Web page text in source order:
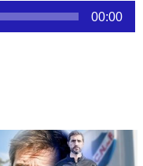
00:00